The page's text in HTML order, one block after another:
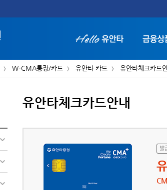
W-CMA통장/카드 유안타 카드 유안타체크카드
유안타체크카드안내
발